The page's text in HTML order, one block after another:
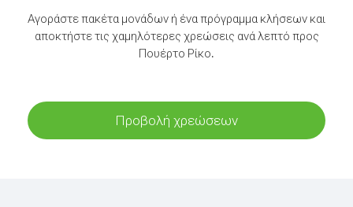
Αγοράστε πακέτα μονάδων ή ένα πρόγραμμα κλήσεων και
αποκτήστε τις χαμηλότερες χρεώσεις ανά λεπτό προς
Πουέρτο Ρίκο.
Προβολή χρεώσεων